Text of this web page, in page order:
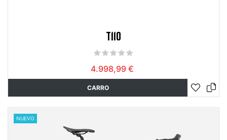
T110
4.998,99 €
CARRO
NUEVO